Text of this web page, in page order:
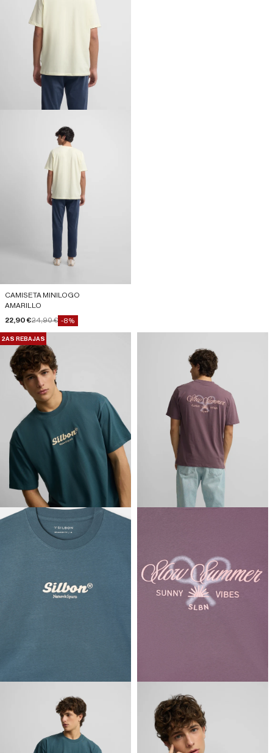
CAMISETA MINILOGO
AMARILLO
Precio de oferta
22,90 €Precio normal
24,90 € -8%
2AS REBAJAS